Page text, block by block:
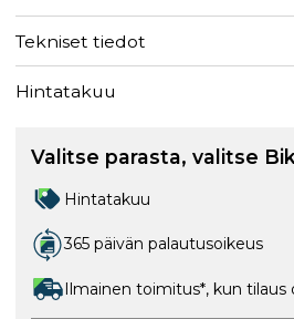
Tekniset tiedot
Hintatakuu
Valitse parasta, valitse
Hintatakuu
365 päivän palautusoikeus
Ilmainen toimitus*, kun